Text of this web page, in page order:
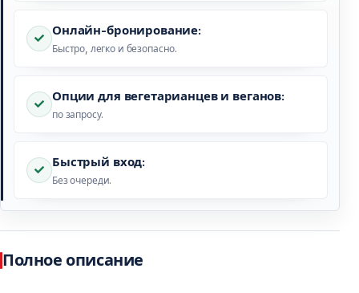
Онлайн-бронирование:
Быстро, легко и безопасно.
Опции для вегетарианцев и веганов:
по запросу.
Быстрый вход:
Без очереди.
Полное описание